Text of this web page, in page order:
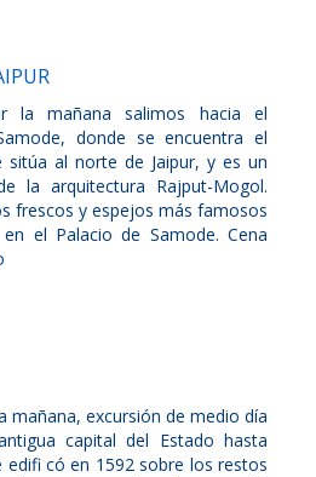
la mañana salimos hacia el
donde se encuentra el
sitúa al norte de Jaipur, y es un
la arquitectura Rajput-Mogol.
frescos y espejos más famosos
el Palacio de Samode. Cena
mañana, excursión de medio día
capital del Estado hasta
edifi có en 1592 sobre los restos